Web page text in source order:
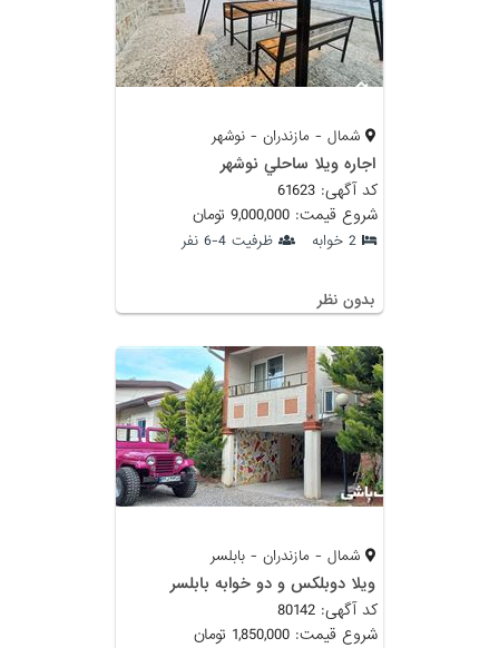
شمال - مازندران - نوشهر
اجاره ويلا ساحلي نوشهر
کد آگهی: 61623
شروع قیمت: 9,000,000 تومان
2 خوابه ظرفیت 4-6 نفر
بدون نظر
شمال - مازندران - بابلسر
ویلا دوبلکس و دو خوابه بابلسر
کد آگهی: 80142
شروع قیمت: 1,850,000 تومان